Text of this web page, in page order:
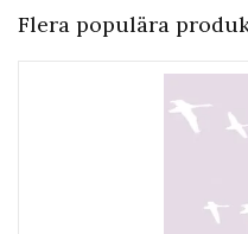
Flera populära